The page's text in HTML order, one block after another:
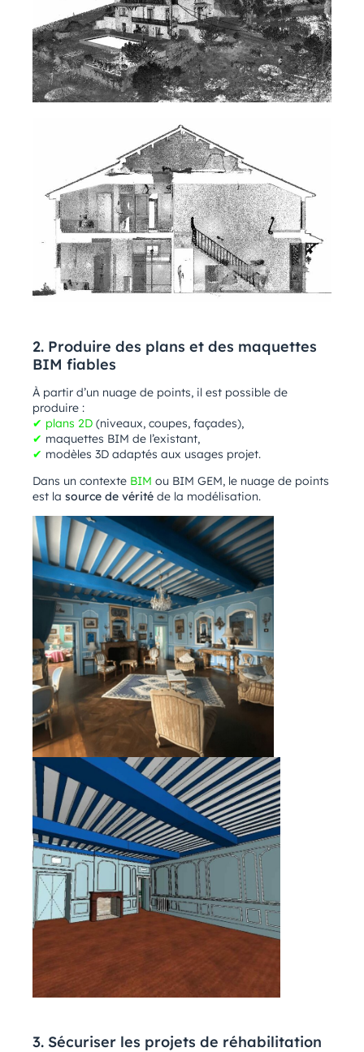
2. Produire des plans et des maquettes
BIM fiables
À partir d’un nuage de points, il est possible de
produire :
✔ plans 2D (niveaux, coupes, façades),
✔ maquettes BIM de l’existant,
✔ modèles 3D adaptés aux usages projet.
Dans un contexte BIM ou BIM GEM, le nuage de points
est la source de vérité de la modélisation.
3. Sécuriser les projets de réhabilitation